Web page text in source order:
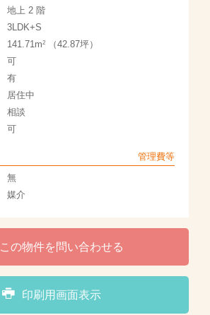
地上 2 階
3LDK+S
141.71m2（42.87坪）
可
有
居住中
相談
可
管理費等
無
媒介
この物件を問い合わせる
印刷用画面表示